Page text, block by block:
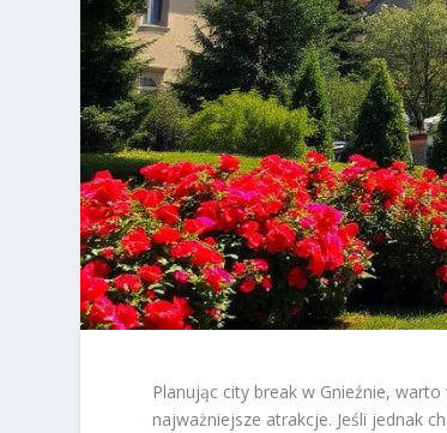
Planując city break w Gnieźnie,
najważniejsze atrakcje. Jeśli jednak